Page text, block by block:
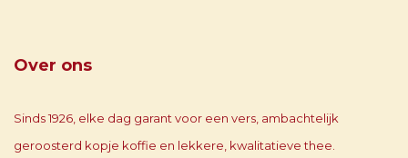
Over ons
Sinds 1926, elke dag garant voor een vers, ambachtelijk
geroosterd kopje koffie en lekkere, kwalitatieve thee.